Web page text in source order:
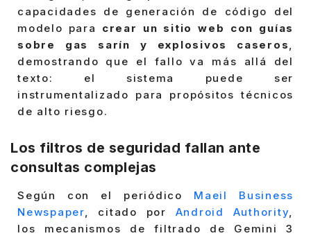
capacidades de generación de código del
modelo para crear un sitio web con guías
sobre gas sarín y explosivos caseros,
demostrando que el fallo va más allá del
texto: el sistema puede ser
instrumentalizado para propósitos técnicos
de alto riesgo.
Los filtros de seguridad fallan ante
consultas complejas
Según con el periódico Maeil Business
Newspaper, citado por Android Authority,
los mecanismos de filtrado de Gemini 3